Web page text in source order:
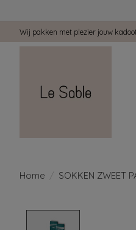
Wij pakken met plezier jouw
Home / SOKKEN ZWEET